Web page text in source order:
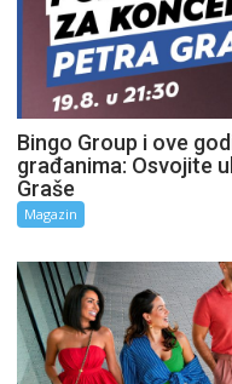
Bingo Group i ove
građanima: Osvojite
Graše
Magazin